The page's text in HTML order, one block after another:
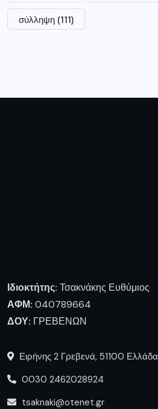
σύλληψη (111)
Ιδιοκτήτης: Τσακνάκης Ευθύμιος
ΑΦΜ: 040789664
ΔΟΥ: ΓΡΕΒΕΝΩΝ
Ειρήνης 2 Γρεβενά, 51100 Ελλάδα
0030 2462028924
tsaknaki@otenet.gr